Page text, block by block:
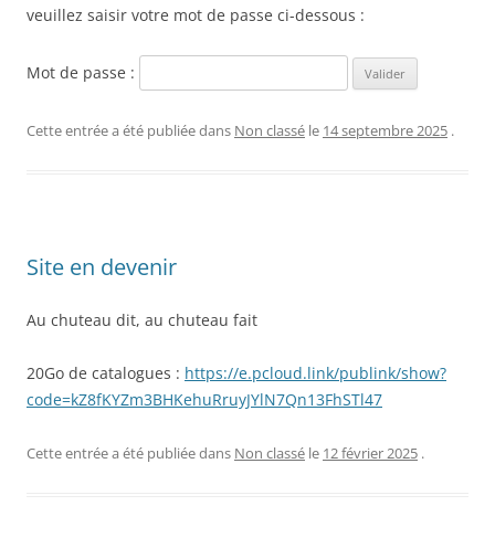
veuillez saisir votre mot de passe ci-dessous :
Mot de passe :
Cette entrée a été publiée dans Non classé le 14 septembre 2025 .
Site en devenir
Au chuteau dit, au chuteau fait
20Go de catalogues : https://e.pcloud.link/publink/show?
code=kZ8fKYZm3BHKehuRruyJYlN7Qn13FhSTl47
Cette entrée a été publiée dans Non classé le 12 février 2025 .